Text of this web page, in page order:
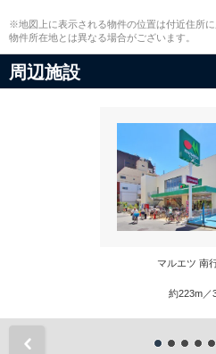
※地図上に表示される物件の位置は付近住所
物件所在地とは異なる場合がございます。
周辺施設
マルエツ 南
約223m／